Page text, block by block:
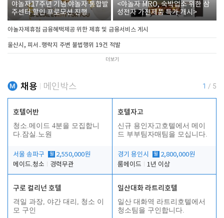
야놀자17주년 기념 야놀자 통합발
주센터 할인 프로모션 진행
<야놀자 MRO, 숙박업소 위한 삼
성전자 가전제품 특가 개시>
야놀자제휴점 금융혜택제공 위한 제휴 및 금융서비스 게시
울산시, 피서․행락지 주변 불법행위 19건 적발
더보기
채용 메인박스 1 / 5
호텔어반
청소.메이드 4분을 모집합니
다.잠실.노원
서울 송파구 월 2,550,000원
메이드.청소
경력무관
호텔자고
신규 용인자고호텔에서 메이
드 부부팀자매팀을 모십니다.
경기 용인시 월 2,800,000원
룸메이드
1년 이상
구로 컬리넌 호텔
격일 과장, 야간 대리, 청소 이
모 구인
일산대화 라트리호텔
일산 대화역 라트리호텔에서
청소팀을 구인합니다.